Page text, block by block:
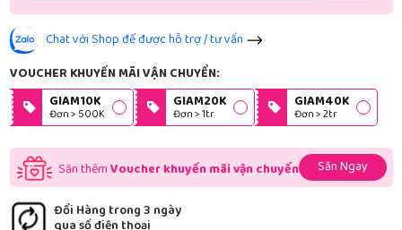
Chat với Shop để được hỗ trợ / tư vấn
VOUCHER KHUYẾN MÃI VẬN CHUYỂN:
GIAM10K
Đơn > 500K
GIAM20K
Đơn > 1tr
GIAM40K
Đơn > 2tr
Săn thêmVoucher khuyến mãi vận chuyển Săn Ngay
Đổi Hàng trong 3 ngày